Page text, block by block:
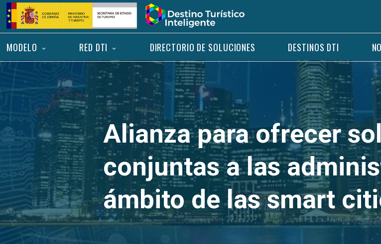
Saltar
contenido
Inicio
MODELO RED DTI DIRECTORIO DE SOLUCIONES DESTINOS DTI
Alianza para ofrecer
conjuntas a las
ámbito de las smart